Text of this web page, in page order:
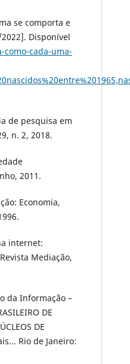
se comporta e
Disponível
cada-uma-
de pesquisa em
n. 2, 2018.
2011.
Economia,
internet:
Mediação,
da Informação –
DE
DE
Rio de Janeiro: